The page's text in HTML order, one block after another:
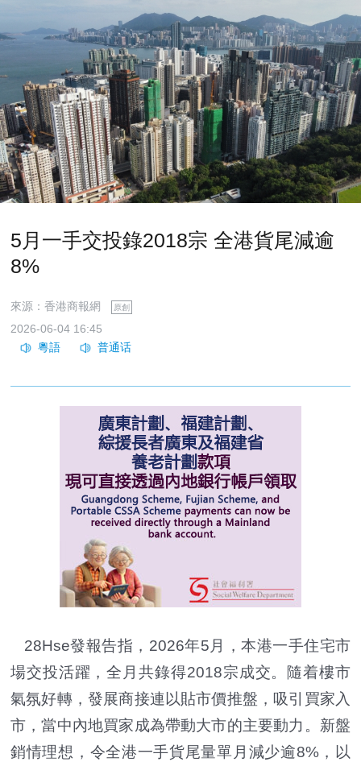
5月一手交投錄2018宗 全港貨尾減逾
8%
來源：香港商報網 原創
2026-06-04 16:45
28Hse發報告指，2026年5月，本港一手住宅市
場交投活躍，全月共錄得2018宗成交。隨着樓市
氣氛好轉，發展商接連以貼市價推盤，吸引買家入
市，當中內地買家成為帶動大市的主要動力。新盤
銷情理想，令全港一手貨尾量單月減少逾8%，以